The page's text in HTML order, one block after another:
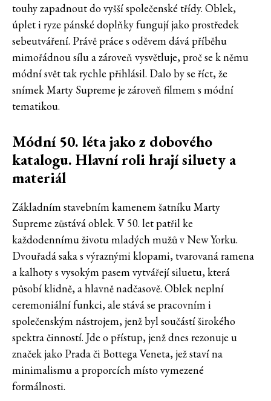
touhy zapadnout do vyšší společenské třídy. Oblek,
úplet i ryze pánské doplňky fungují jako prostředek
sebeutváření. Právě práce s oděvem dává příběhu
mimořádnou sílu a zároveň vysvětluje, proč se k němu
módní svět tak rychle přihlásil. Dalo by se říct, že
snímek Marty Supreme je zároveň filmem s módní
tematikou.
Módní 50. léta jako z dobového
katalogu. Hlavní roli hrají siluety a
materiál
Základním stavebním kamenem šatníku Marty
Supreme zůstává oblek. V 50. let patřil ke
každodennímu životu mladých mužů v New Yorku.
Dvouřadá saka s výraznými klopami, tvarovaná ramena
a kalhoty s vysokým pasem vytvářejí siluetu, která
působí klidně, a hlavně nadčasově. Oblek neplní
ceremoniální funkci, ale stává se pracovním i
společenským nástrojem, jenž byl součástí širokého
spektra činností. Jde o přístup, jenž dnes rezonuje u
značek jako Prada či Bottega Veneta, jež staví na
minimalismu a proporcích místo vymezené
formálnosti.